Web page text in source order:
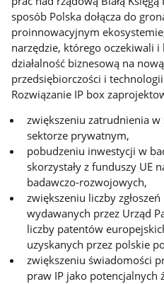
sposób Polska dołącza do
proinnowacyjnym
narzędzie, którego oczekiwali
działalność biznesową na
przedsiębiorczości i
Rozwiązanie IP box
zwiększeniu zatrudnienia
sektorze prywatnym,
pobudzeniu inwestycji w
skorzystały z funduszy UE
badawczo-rozwojowych,
zwiększeniu liczby
wydawanych przez Urząd
liczby patentów
uzyskanych przez polskie
zwiększeniu świadomości
praw IP jako potencjalnych